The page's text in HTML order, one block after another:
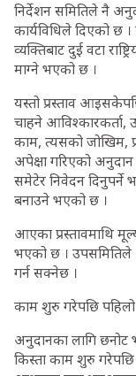
निर्देशन समितिले नै
कार्यविधिले दिएको छ ।
व्यक्तिबाट दुई वटा
माग्ने भएको छ ।
यस्तो प्रस्ताव
चाहने आविश्कारकर्ता,
काम, त्यसको जोखिम,
अपेक्षा गरिएको अनुदान
समेटेर निवेदन दिनुपर्ने
बनाउने भएको छ ।
आएका प्रस्तावमाथि
भएको छ । उपसमितिले
गर्न सक्नेछ ।
काम शुरु गरेपछि पहिलो
अनुदानका लागि छनोट
किस्ता काम शुरु गरेपछि